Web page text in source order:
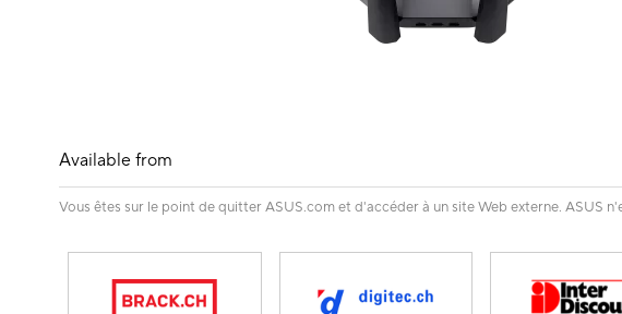
Available from
Vous êtes sur le point de quitter ASUS.com et d'accéder à un site Web externe.